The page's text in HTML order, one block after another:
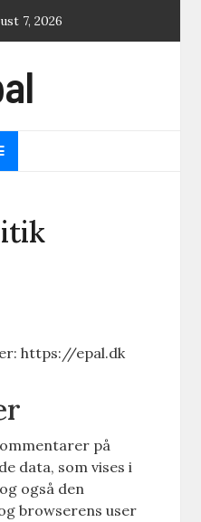
7, 2026
https://epal.dk
på
data, som vises i
også den
browserens user